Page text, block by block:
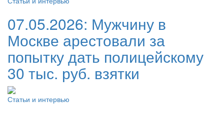
07.05.2026: Мужчину в
Москве арестовали за
попытку дать полицейскому
30 тыс. руб. взятки
Статьи и интервью